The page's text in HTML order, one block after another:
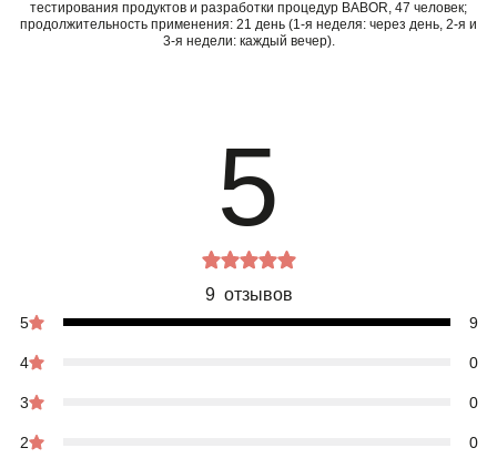
тестирования продуктов и разработки процедур BABOR, 47 человек;
продолжительность применения: 21 день (1-я неделя: через день, 2-я и
3-я недели: каждый вечер).
5
9 отзывов
5 9
4 0
3 0
2 0